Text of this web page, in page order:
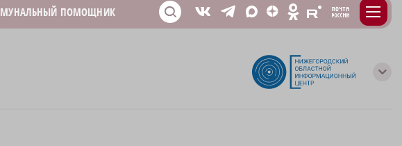
ПОМОЩНИК S V T X Z O E m
с